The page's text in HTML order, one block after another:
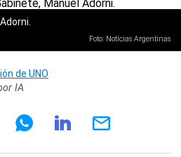
Foto: Noticias Argentinas
de UNO
IA